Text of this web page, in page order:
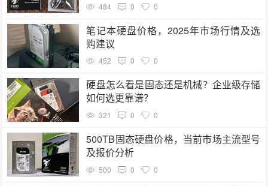
484 0 0
笔记本硬盘价格，2025年市场行情及选
购建议
452 0 0
硬盘怎么看是固态还是机械？企业级存储
如何选更靠谱？
321 0 0
500TB固态硬盘价格，当前市场主流型号
及报价分析
500 0 0